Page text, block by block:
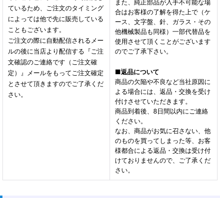
ているため、ご注文のタイミング
によっては他で先に販売している
こともございます。
ご注文の際に自動配信されるメー
ルの後に当店より配信する『ご注
文確認のご連絡です（ご注文確
定）』メールをもってご注文確定
とさせて頂きますのでご了承くだ
さい。
また、純正部品が入手不可能な場
合はお客様の了解を得た上で（ケ
ース、文字盤、針、ガラス・その
他機械製品も同様）一部代替品を
使用させて頂くことがございます
のでご了承下さい。
■返品について
商品の欠陥や不良など当社原因に
よる場合には、返品・交換を受け
付けさせていただきます。
商品到着後、8日間以内にご連絡
ください。
なお、商品がお気に召さない、他
のものを買ってしまった等、お客
様都合による返品・交換は受け付
けておりませんので、ご了承くだ
さい。